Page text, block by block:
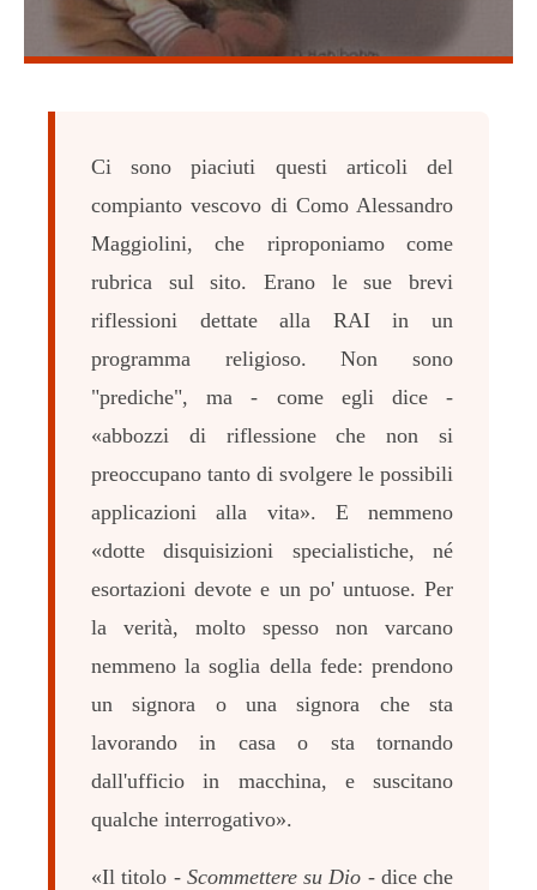
Ci sono piaciuti questi articoli del
compianto vescovo di Como Alessandro
Maggiolini, che riproponiamo come
rubrica sul sito. Erano le sue brevi
riflessioni dettate alla RAI in un
programma religioso. Non sono
"prediche", ma - come egli dice -
«abbozzi di riflessione che non si
preoccupano tanto di svolgere le possibili
applicazioni alla vita». E nemmeno
«dotte disquisizioni specialistiche, né
esortazioni devote e un po' untuose. Per
la verità, molto spesso non varcano
nemmeno la soglia della fede: prendono
un signora o una signora che sta
lavorando in casa o sta tornando
dall'ufficio in macchina, e suscitano
qualche interrogativo».
«Il titolo - Scommettere su Dio - dice che